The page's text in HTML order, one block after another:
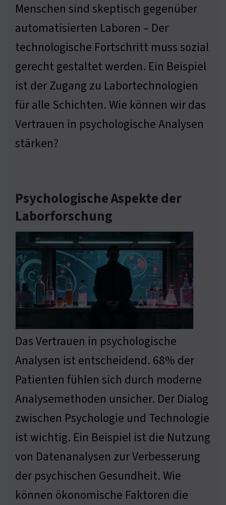
Menschen sind skeptisch gegenüber
automatisierten Laboren – Der
technologische Fortschritt muss sozial
gerecht gestaltet werden. Ein Beispiel
ist der Zugang zu Labortechnologien
für alle Schichten. Wie können wir das
Vertrauen in psychologische Analysen
stärken?
Psychologische Aspekte der
Laborforschung
Das Vertrauen in psychologische
Analysen ist entscheidend. 68% der
Patienten fühlen sich durch moderne
Analysemethoden unsicher. Der Dialog
zwischen Psychologie und Technologie
ist wichtig. Ein Beispiel ist die Nutzung
von Datenanalysen zur Verbesserung
der psychischen Gesundheit. Wie
können ökonomische Faktoren die